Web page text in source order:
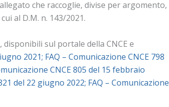
che raccoglie, divise per argomento,
al D.M. n. 143/2021.
sul portale della CNCE e
2021; FAQ – Comunicazione CNCE 798
CNCE 805 del 15 febbraio
del 22 giugno 2022; FAQ – Comunicazione